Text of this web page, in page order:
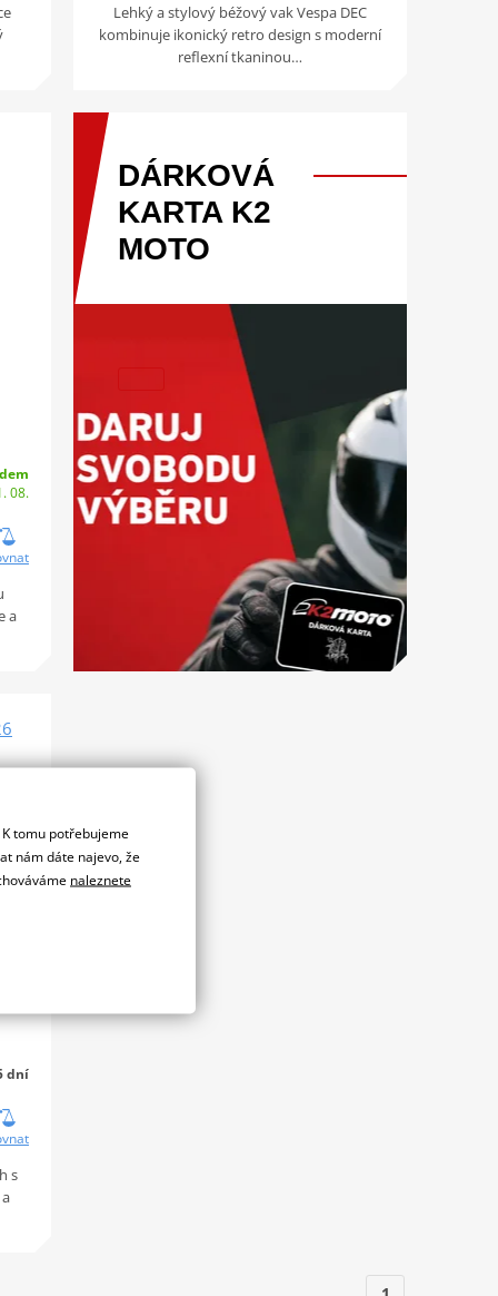
Lehký a stylový béžový vak Vespa DEC
kombinuje ikonický retro design s moderní
reflexní tkaninou…
08.
a
DÁRKOVÁ
KARTA K2
MOTO
dní
s
tomu potřebujeme
nám dáte najevo, že
naleznete